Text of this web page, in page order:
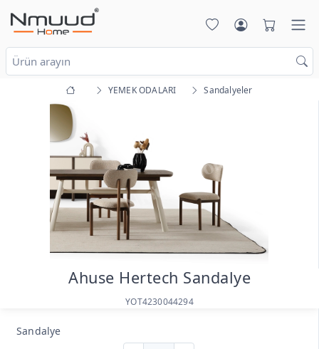
YEMEK ODALARI Sandalyeler
Ahuse Hertech Sandalye
YOT4230044294
Sandalye